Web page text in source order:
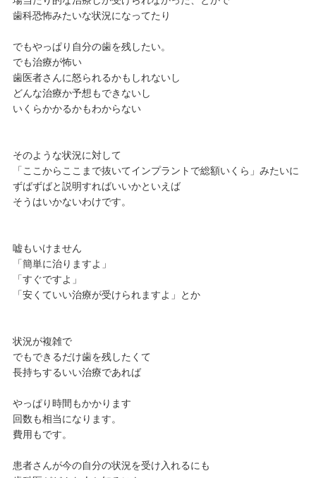
歯科恐怖みたいな状況になってたり
でもやっぱり自分の歯を残したい。
でも治療が怖い
歯医者さんに怒られるかもしれないし
どんな治療か予想もできないし
いくらかかるかもわからない
そのような状況に対して
「ここからここまで抜いてインプラントで総額いくら」みたいに
ずばずばと説明すればいいかといえば
そうはいかないわけです。
嘘もいけません
「簡単に治りますよ」
「すぐですよ」
「安くていい治療が受けられますよ」とか
状況が複雑で
でもできるだけ歯を残したくて
長持ちするいい治療であれば
やっぱり時間もかかります
回数も相当になります。
費用もです。
患者さんが今の自分の状況を受け入れるにも